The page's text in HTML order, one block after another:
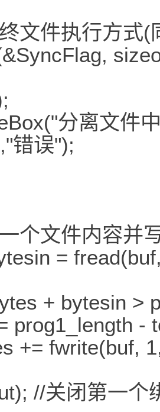
文件执行方式(
分离文件
错误");
个文件内容并
=
+ bytesin >
prog1_length -
+= fwrite(buf,
//关闭第一个